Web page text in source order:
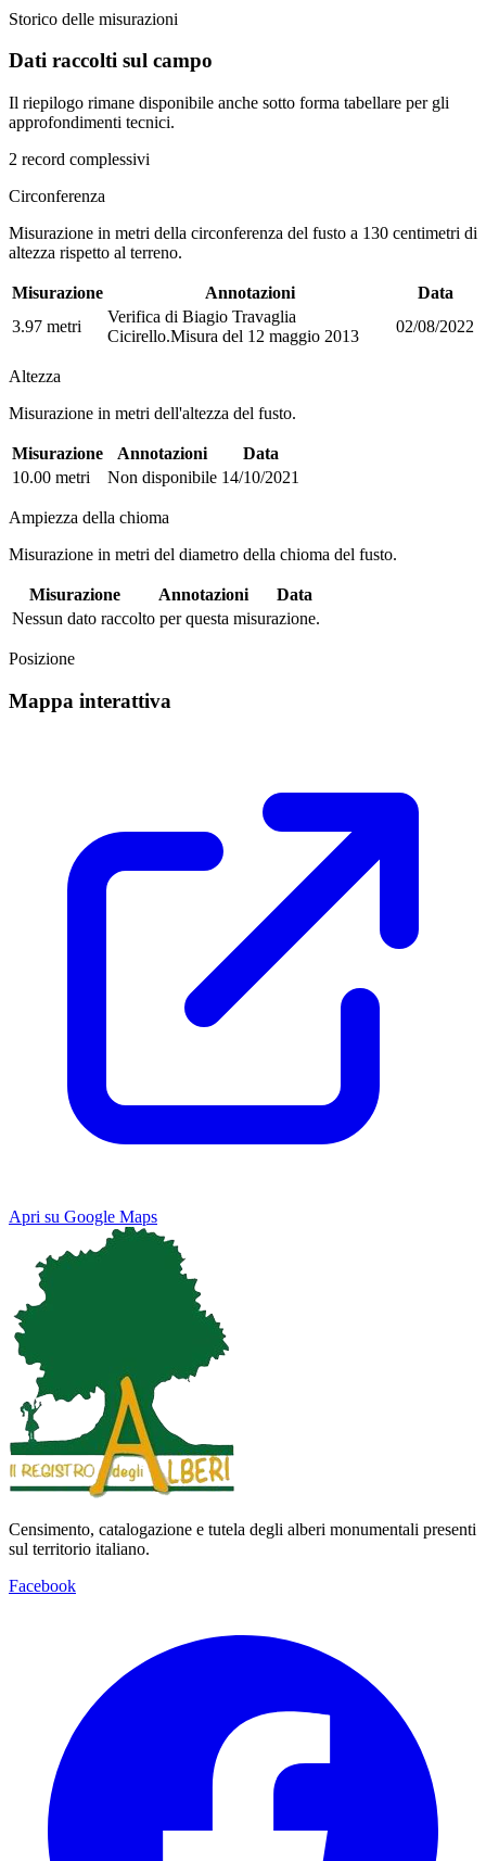
Storico delle misurazioni
Dati raccolti sul campo
Il riepilogo rimane disponibile anche sotto forma tabellare per gli
approfondimenti tecnici.
2 record complessivi
Circonferenza
Misurazione in metri della circonferenza del fusto a 130 centimetri di
altezza rispetto al terreno.
Misurazione Annotazioni
Data
3.97 metri
Verifica di Biagio Travaglia
Cicirello.Misura del 12 maggio 2013
02/08/2022
Altezza
Misurazione in metri dell'altezza del fusto.
Misurazione Annotazioni
Data
10.00 metri
Non disponibile 14/10/2021
Ampiezza della chioma
Misurazione in metri del diametro della chioma del fusto.
Misurazione Annotazioni
Data
Nessun dato raccolto per questa misurazione.
Posizione
Mappa interattiva
Apri su Google Maps
Map Satellite
Keyboard shortcuts
Censimento, catalogazione e tutela degli alberi monumentali presenti
sul territorio italiano.
Facebook